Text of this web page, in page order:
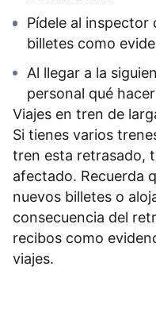
Pídele al inspector
billetes como
Al llegar a la
personal qué
Viajes en tren de
Si tienes varios
tren esta retrasado,
afectado. Recuerda
nuevos billetes o
consecuencia del
recibos como
viajes.